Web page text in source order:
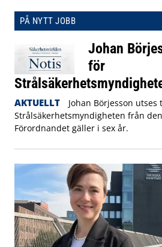
PÅ NYTT JOBB
Johan
för
AKTUELLT
Johan Börjesson
Strålsäkerhetsmyndigheten från
Förordnandet gäller i sex år.